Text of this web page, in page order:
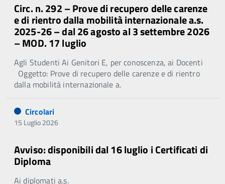
Circ. n. 292 – Prove di recupero delle carenze
e di rientro dalla mobilità internazionale a.s.
2025-26 – dal 26 agosto al 3 settembre 2026
– MOD. 17 luglio
Agli Studenti Ai Genitori E, per conoscenza, ai Docenti
Oggetto: Prove di recupero delle carenze e di rientro
dalla mobilità internazionale a.
Circolari
15 Luglio 2026
Avviso: disponibili dal 16 luglio i Certificati di
Diploma
Ai diplomati a.s.